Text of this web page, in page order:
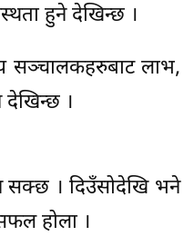
हुने देखिन्छ ।
सञ्चालकहरुबाट लाभ,
।
सक्छ । दिउँसोदेखि भने
होला ।